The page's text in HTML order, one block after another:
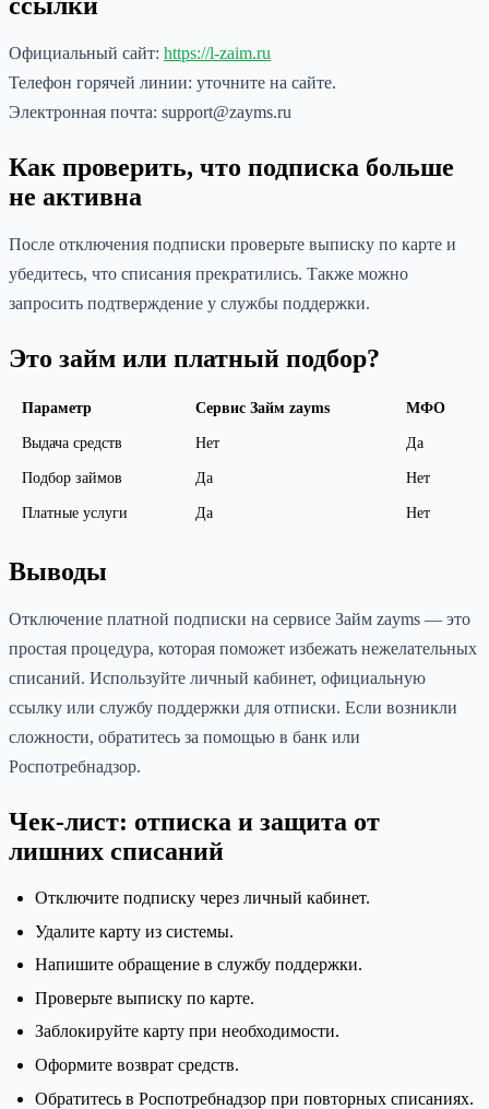
Официальный сайт: https://l-zaim.ru
Телефон горячей линии: уточните на сайте.
Электронная почта: support@zayms.ru
Как проверить, что подписка больше
не активна
После отключения подписки проверьте выписку по карте и
убедитесь, что списания прекратились. Также можно
запросить подтверждение у службы поддержки.
Это займ или платный подбор?
Параметр Сервис Займ zayms МФО
Выдача средств Нет Да
Подбор займов Да Нет
Платные услуги Да Нет
Выводы
Отключение платной подписки на сервисе Займ zayms — это
простая процедура, которая поможет избежать нежелательных
списаний. Используйте личный кабинет, официальную
ссылку или службу поддержки для отписки. Если возникли
сложности, обратитесь за помощью в банк или
Роспотребнадзор.
Чек-лист: отписка и защита от
лишних списаний
Отключите подписку через личный кабинет.
Удалите карту из системы.
Напишите обращение в службу поддержки.
Проверьте выписку по карте.
Заблокируйте карту при необходимости.
Оформите возврат средств.
Обратитесь в Роспотребнадзор при повторных списаниях.